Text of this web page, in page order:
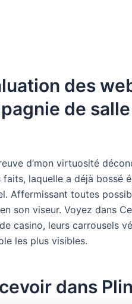
des
de
d’mon virtuosité
laquelle a déjà bossé
Affermissant toutes
son viseur. Voyez dans
casino, leurs carrousels
les plus visibles.
dans